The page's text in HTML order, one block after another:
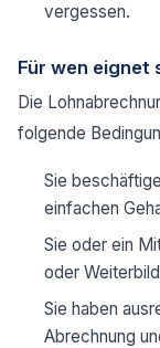
vergessen.
Für wen eignet
Die
folgende
Sie
einfachen
Sie oder ein
oder
Sie haben
Abrechnung